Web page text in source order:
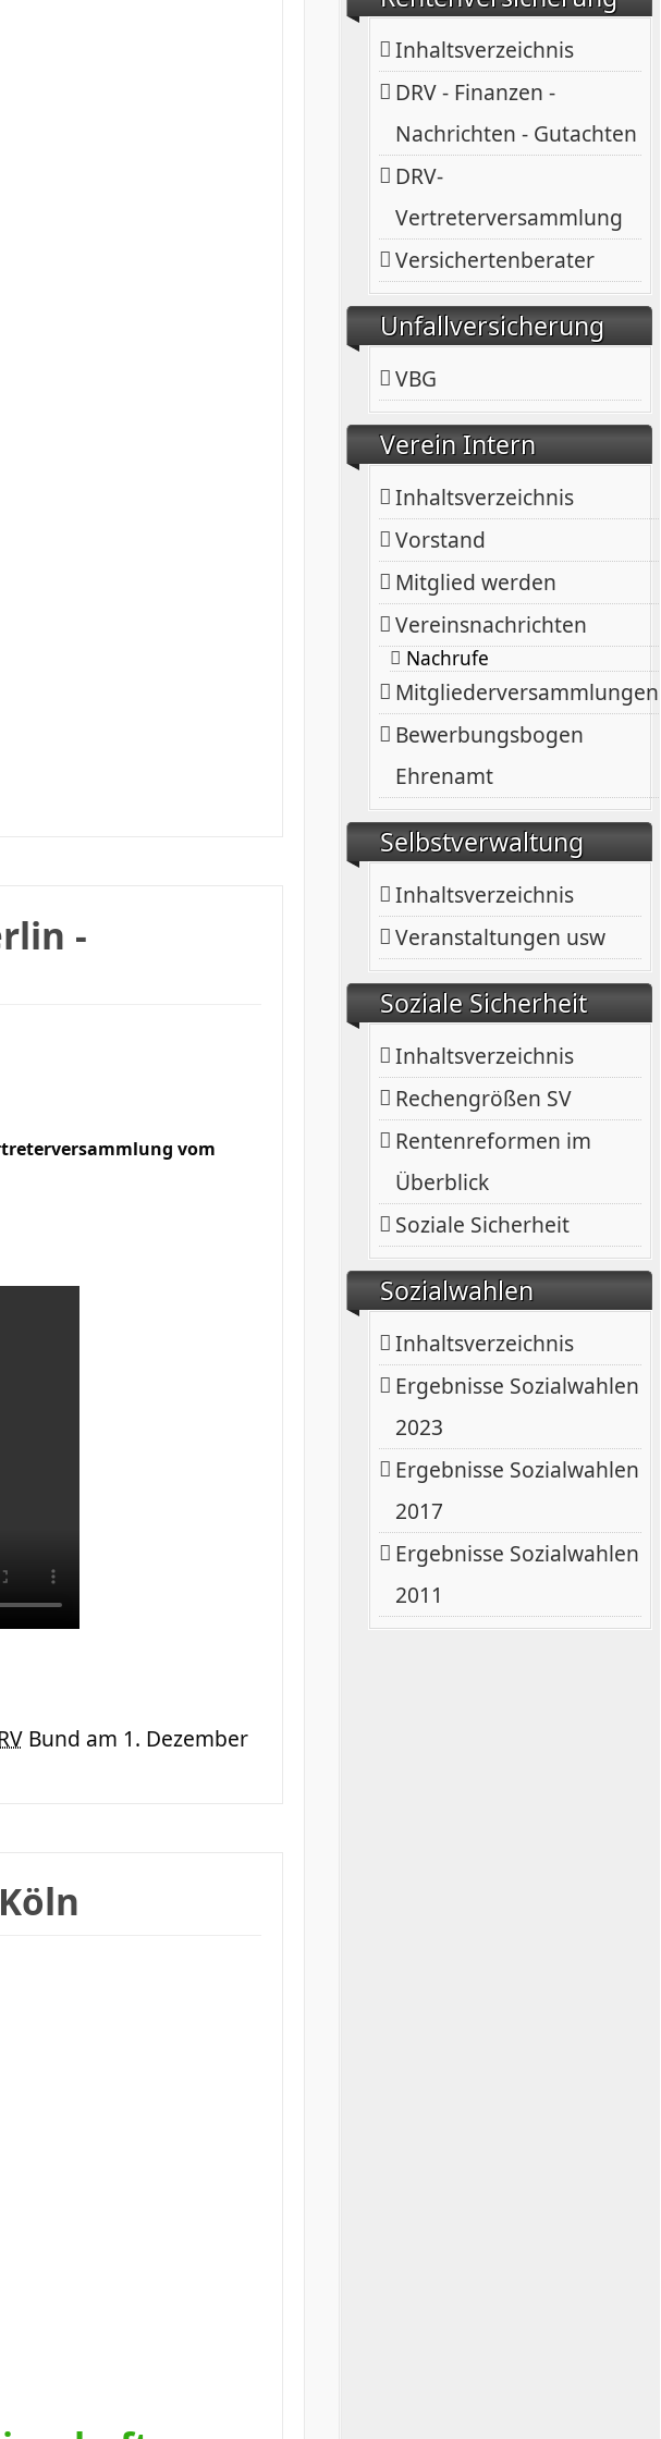
Inhaltsverzeichnis
DRV - Finanzen -
Nachrichten - Gutachten
DRV-
Vertreterversammlung
Versichertenberater
Unfallversicherung
VBG
Verein Intern
Inhaltsverzeichnis
Vorstand
Mitglied werden
Vereinsnachrichten
Nachrufe
Mitgliederversammlungen
Bewerbungsbogen
Ehrenamt
Selbstverwaltung
Inhaltsverzeichnis
Veranstaltungen usw
Soziale Sicherheit
Inhaltsverzeichnis
Rechengrößen SV
Rentenreformen im
Überblick
Soziale Sicherheit
Sozialwahlen
Inhaltsverzeichnis
Ergebnisse Sozialwahlen
2023
Ergebnisse Sozialwahlen
2017
Ergebnisse Sozialwahlen
2011
-
vom
Bund am 1. Dezember